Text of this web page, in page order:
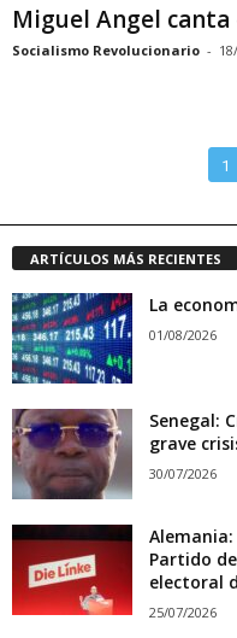
Miguel Angel canta
Socialismo Revolucionario -
1
ARTÍCULOS MÁS RECIENTES
La
01/08/2026
Senegal:
grave
30/07/2026
Partido
electoral
25/07/2026